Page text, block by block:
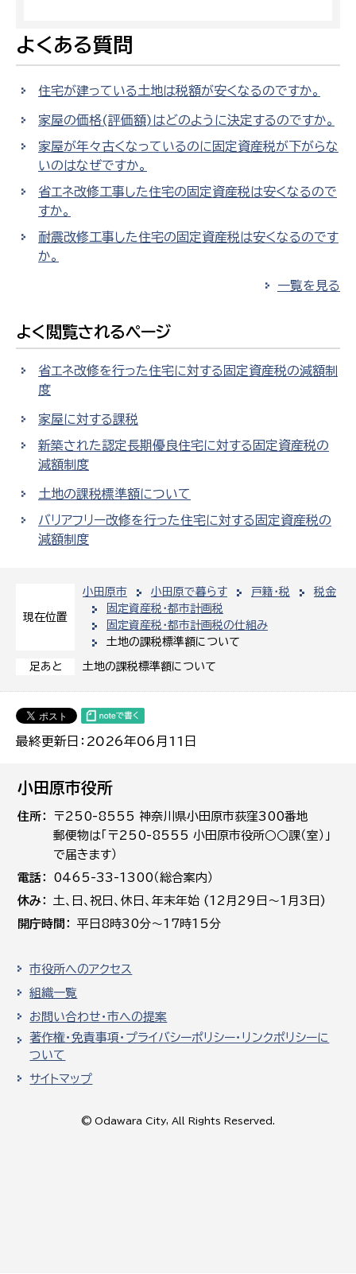
現在位置
小田原市 小田原で暮らす 戸籍・税
税金
固定資産税・都市計画税
固定資産税・都市計画税の仕組み
土地の課税標準額について
足あと 土地の課税標準額について
最終更新日：2026年06月11日
よくある質問
住宅が建っている土地は税額が安くなるのですか。
家屋の価格(評価額)はどのように決定するのですか。
家屋が年々古くなっているのに固定資産税が下がらな
いのはなぜですか。
省エネ改修工事した住宅の固定資産税は安くなるので
すか。
耐震改修工事した住宅の固定資産税は安くなるのです
か。
一覧を見る
よく閲覧されるページ
省エネ改修を行った住宅に対する固定資産税の減額制
度
家屋に対する課税
新築された認定長期優良住宅に対する固定資産税の
減額制度
土地の課税標準額について
バリアフリー改修を行った住宅に対する固定資産税の
減額制度
小田原市役所
住所
〒250-8555 神奈川県小田原市荻窪300番地
郵便物は「〒250-8555 小田原市役所○○課（室）」
で届きます）
電話
0465-33-1300（総合案内）
休み
土､日､祝日、休日、年末年始 (12月29日～1月3日)
開庁時間
平日8時30分～17時15分
市役所へのアクセス
組織一覧
お問い合わせ・市への提案
著作権・免責事項・プライバシーポリシー・リンクポリシーに
ついて
サイトマップ
© Odawara City, All Rights Reserved.